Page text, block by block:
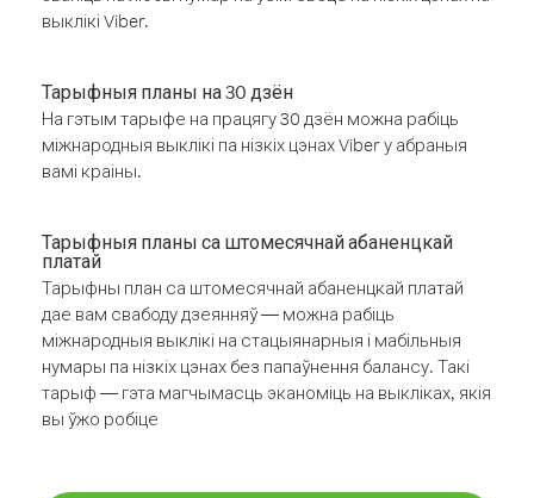
выклікі Viber.
Тарыфныя планы на 30 дзён
На гэтым тарыфе на працягу 30 дзён можна рабіць
міжнародныя выклікі па нізкіх цэнах Viber у абраныя
вамі краіны.
Тарыфныя планы са штомесячнай абаненцкай
платай
Тарыфны план са штомесячнай абаненцкай платай
дае вам свабоду дзеянняў — можна рабіць
міжнародныя выклікі на стацыянарныя і мабільныя
нумары па нізкіх цэнах без папаўнення балансу. Такі
тарыф — гэта магчымасць эканоміць на выкліках, якія
вы ўжо робіце